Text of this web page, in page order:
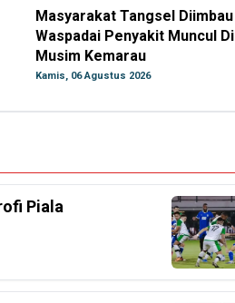
Masyarakat Tangsel Diimbau
Waspadai Penyakit Muncul Di
Musim Kemarau
Kamis, 06 Agustus 2026
Piala